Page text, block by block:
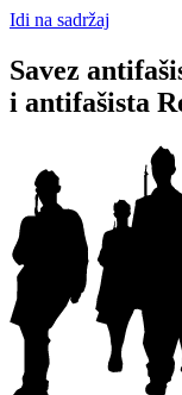
Idi na sadržaj
Savez
i antifašista